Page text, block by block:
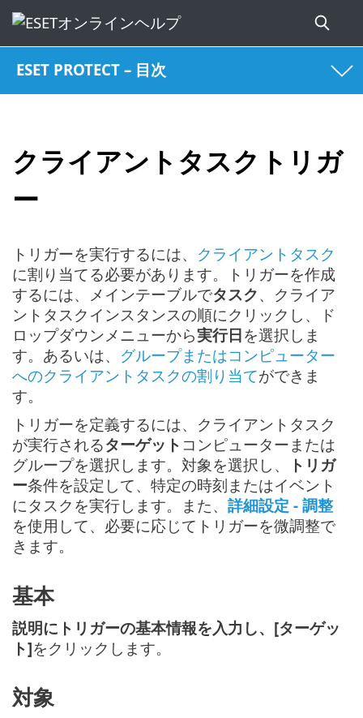
ESET PROTECT – 目次
クライアントタスクトリガ
ー
トリガーを実行するには、 クライアントタスク
に割り当てる必要があります。トリガーを作成
するには、メインテーブルでタスク、クライア
ントタスクインスタンスの順にクリックし、ド
ロップダウンメニューから実行日を選択しま
す。あるいは、 グループまたはコンピューター
へのクライアントタスクの割り当てができま
す。
トリガーを定義するには、クライアントタスク
が実行されるターゲット コンピューターまたは
グループを選択します。対象を選択し、
トリガ
ー条件を設定して、特定の時刻またはイベント
にタスクを実行します。また、 詳細設定 - 調整
を使用して、必要に応じてトリガーを微調整で
きます。
基本
説明にトリガーの基本情報を入力し、[ターゲッ
ト]をクリックします。
対象